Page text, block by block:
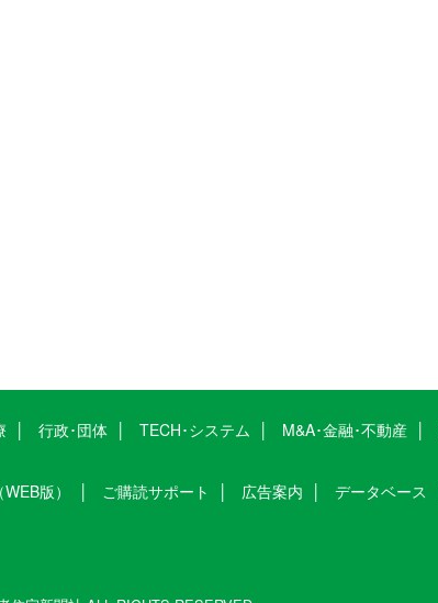
行政･団体 TECH･システム M&A･金融･不動産
版） ご購読サポート 広告案内 データベース